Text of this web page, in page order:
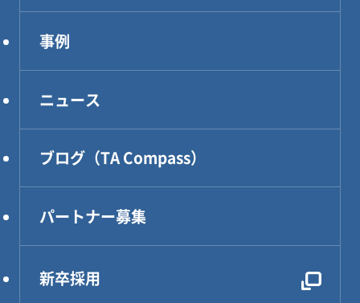
企業理念
システム開発
インフラ構築
DXソリューション
CAE解析・試験・評価
事例
ニュース
ブログ（TA Compass）
パートナー募集
新卒採用